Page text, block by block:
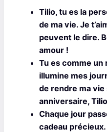
Tilio, tu es la
de ma vie. Je
peuvent le dire.
amour !
Tu es comme un
illumine mes
de rendre ma
anniversaire,
Chaque jour
cadeau